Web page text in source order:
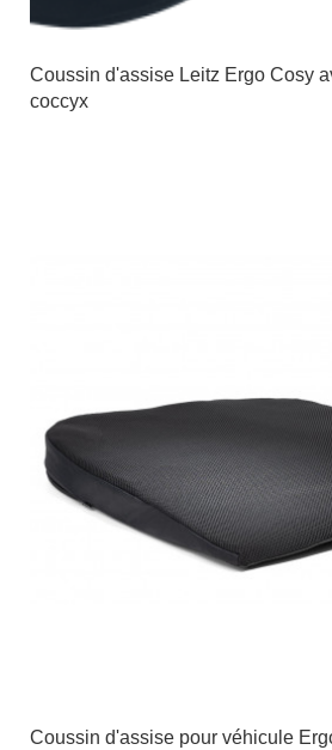
Coussin d'assise Leitz Ergo Cosy
coccyx
Coussin d'assise pour véhicule